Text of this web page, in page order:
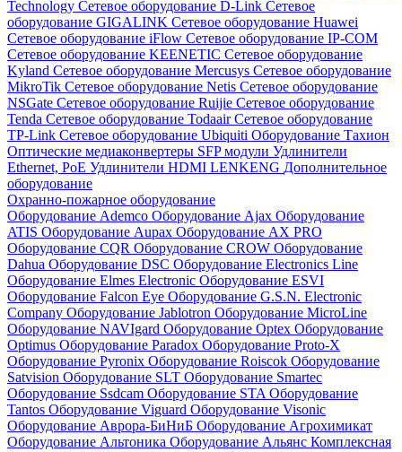
Technology Сетевое оборудование D-Link Сетевое
оборудование GIGALINK Сетевое оборудование Huawei
Сетевое оборудование iFlow Сетевое оборудование IP-COM
Сетевое оборудование KEENETIC Сетевое оборудование
Kyland Сетевое оборудование Mercusys Сетевое оборудование
MikroTik Сетевое оборудование Netis Сетевое оборудование
NSGate Сетевое оборудование Ruijie Сетевое оборудование
Tenda Сетевое оборудование TodaairСетевое оборудование
TP-Link Сетевое оборудование Ubiquiti Оборудование Тахион
Оптические медиаконвертеры SFP модули Удлинители
Ethernet, PoE Удлинители HDMI LENKENG Дополнительное
оборудование
Охранно-пожарное оборудование
Оборудование Ademco Оборудование Ajax Оборудование
ATIS Оборудование Aupax Оборудование AX PRO
Оборудование CQR Оборудование CROW Оборудование
Dahua Оборудование DSC Оборудование Electronics Line
Оборудование Elmes Electronic Оборудование ESVI
Оборудование Falcon Eye Оборудование G.S.N. Electronic
Company Оборудование Jablotron Оборудование MicroLine
Оборудование NAVIgard Оборудование Optex Оборудование
Optimus Оборудование Paradox Оборудование Proto-X
Оборудование Pyronix Оборудование Roiscok Оборудование
Satvision Оборудование SLT Оборудование Smartec
Оборудование Ssdcam Оборудование STA Оборудование
Tantos Оборудование Viguard Оборудование Visonic
Оборудование Аврора-БиНиБ Оборудование Агрохимикат
Оборудование Альтоника Оборудование Альянс Комплексная